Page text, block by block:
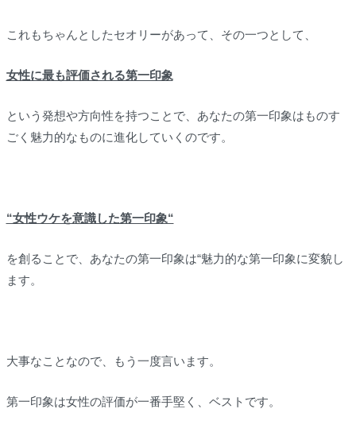
これもちゃんとしたセオリーがあって、その一つとして、
女性に最も評価される第一印象
という発想や方向性を持つことで、あなたの第一印象はものす
ごく魅力的なものに進化していくのです。
“女性ウケを意識した第一印象“
を創ることで、あなたの第一印象は“魅力的な第一印象に変貌し
ます。
大事なことなので、もう一度言います。
第一印象は女性の評価が一番手堅く、ベストです。